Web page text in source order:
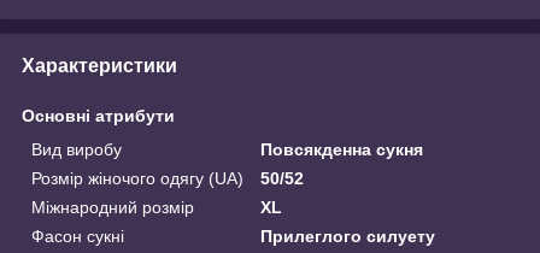
Характеристики
Основні атрибути
Вид виробу
Повсякденна сукня
Розмір жіночого одягу (UA)
50/52
Міжнародний розмір
XL
Фасон сукні
Прилеглого силуету